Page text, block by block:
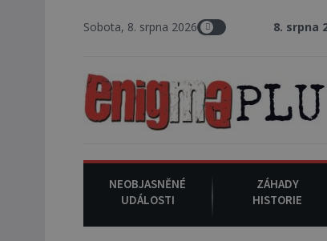
Sobota, 8. srpna 20268. srpna 2008 : Zástupce
NEOBJASNĚNÉ
UDÁLOSTI
ZÁHADY
HISTORIE